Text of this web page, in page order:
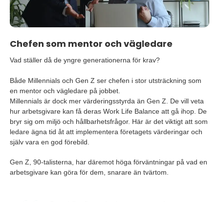
Chefen som mentor och vägledare
Vad ställer då de yngre generationerna för krav?
Både Millennials och Gen Z ser chefen i stor utsträckning som
en mentor och vägledare på jobbet.
Millennials är dock mer värderingsstyrda än Gen Z. De vill veta
hur arbetsgivare kan få deras Work Life Balance att gå ihop. De
bryr sig om miljö och hållbarhetsfrågor. Här är det viktigt att som
ledare ägna tid åt att implementera företagets värderingar och
själv vara en god förebild.
Gen Z, 90-talisterna, har däremot höga förväntningar på vad en
arbetsgivare kan göra för dem, snarare än tvärtom.